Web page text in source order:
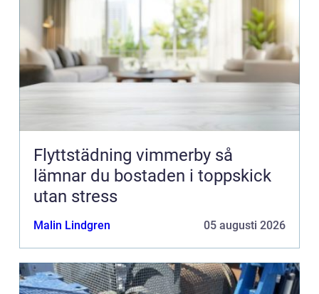
Flyttstädning vimmerby så
lämnar du bostaden i toppskick
utan stress
Malin Lindgren 05 augusti 2026